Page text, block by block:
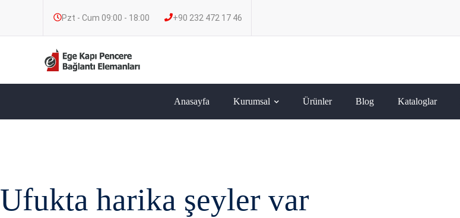
Pzt - Cum 09:00 - 18:00 +90 232 472 17 46
Anasayfa Kurumsal Ürünler Blog Kataloglar
Ufukta harika şeyler var